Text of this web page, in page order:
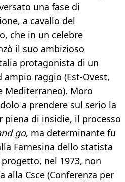
una fase di
a cavallo del
che in un celebre
il suo ambizioso
protagonista di un
ampio raggio (Est-Ovest,
Mediterraneo). Moro
a prendere sul serio la
piena di insidie, il processo
go, ma determinante fu
Farnesina dello statista
nel 1973, non
alla Csce (Conferenza per